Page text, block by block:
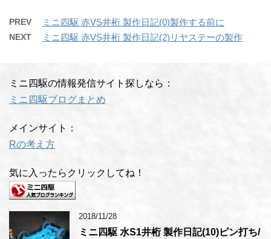
PREV ミニ四駆 赤VS井桁 製作日記(0)製作する前に
NEXT ミニ四駆 赤VS井桁 製作日記(2)リヤステーの製作
ミニ四駆の情報発信サイト探しなら：
ミニ四駆ブログまとめ
メインサイト：
Rの考え方
気に入ったらクリックしてね！
2018/11/28
ミニ四駆 水S1井桁 製作日記(10)ピン打ち/